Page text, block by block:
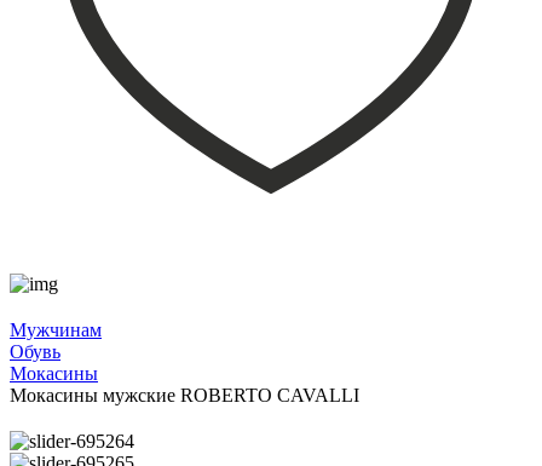
Мужчинам
Обувь
Мокасины
Мокасины мужские ROBERTO CAVALLI